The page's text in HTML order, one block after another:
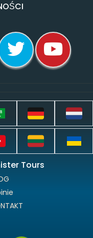
Tours